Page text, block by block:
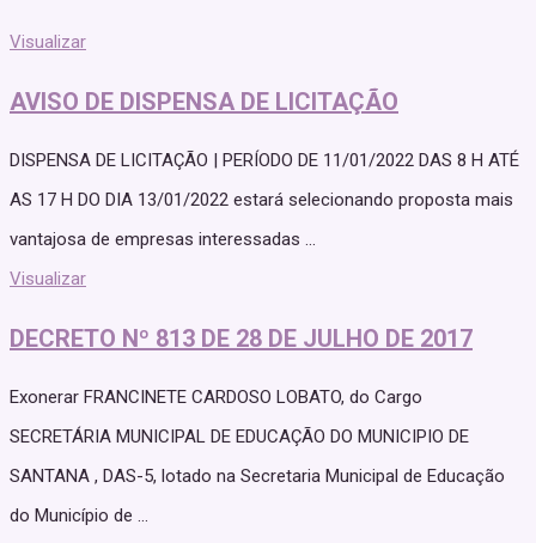
Visualizar
AVISO DE DISPENSA DE LICITAÇÃO
DISPENSA DE LICITAÇÃO | PERÍODO DE 11/01/2022 DAS 8 H ATÉ
AS 17 H DO DIA 13/01/2022 estará selecionando proposta mais
vantajosa de empresas interessadas ...
Visualizar
DECRETO Nº 813 DE 28 DE JULHO DE 2017
Exonerar FRANCINETE CARDOSO LOBATO, do Cargo
SECRETÁRIA MUNICIPAL DE EDUCAÇÃO DO MUNICIPIO DE
SANTANA , DAS-5, lotado na Secretaria Municipal de Educação
do Município de ...